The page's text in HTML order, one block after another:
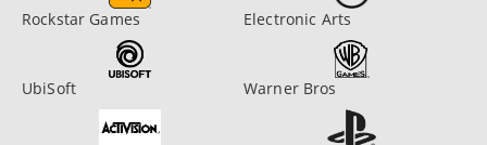
Rockstar Games Electronic Arts
UbiSoft Warner Bros